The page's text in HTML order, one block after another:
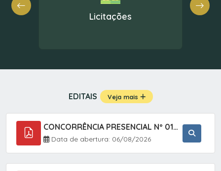
Nota Fiscal Eletrônica
EDITAIS Veja mais
CONCORRÊNCIA PRESENCIAL Nº 019/2025 - PAVIMENTAÇÃO ASFÁLTICA EM TRECHO DA RUA 2 NO BAIRRO VILA SOARES NO MUNICÍPIO DE SETE BARRAS/SP.
Data de abertura: 06/08/2026